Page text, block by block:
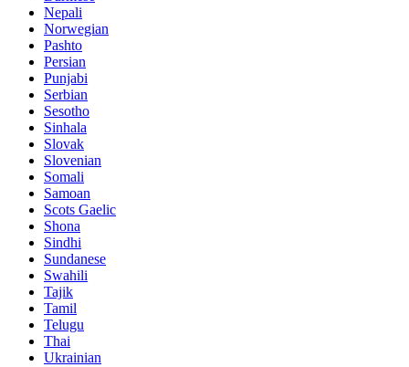
Nepali
Norwegian
Pashto
Persian
Punjabi
Serbian
Sesotho
Sinhala
Slovak
Slovenian
Somali
Samoan
Scots Gaelic
Shona
Sindhi
Sundanese
Swahili
Tajik
Tamil
Telugu
Thai
Ukrainian